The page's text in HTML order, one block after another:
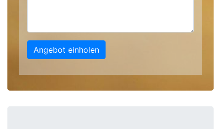
Angebot einholen